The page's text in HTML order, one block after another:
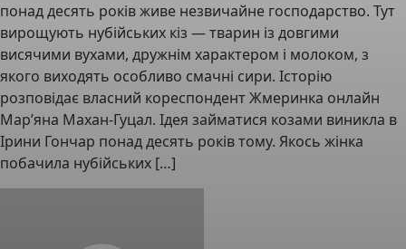
понад десять років живе незвичайне господарство. Тут
вирощують нубійських кіз — тварин із довгими
висячими вухами, дружнім характером і молоком, з
якого виходять особливо смачні сири. Історію
розповідає власний кореспондент Жмеринка онлайн
Мар’яна Махан-Гуцал. Ідея займатися козами виникла в
Ірини Гончар понад десять років тому. Якось жінка
побачила нубійських […]